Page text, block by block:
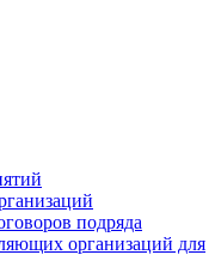
подряда
организаций для